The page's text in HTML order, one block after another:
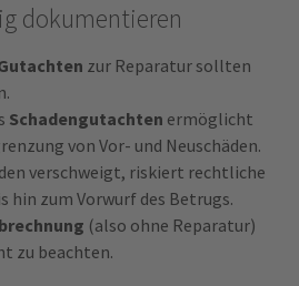
dokumentieren
zur Reparatur sollten
Schadengutachten ermöglicht
von Vor- und Neuschäden.
verschweigt, riskiert rechtliche
hin zum Vorwurf des Betrugs.
(also ohne Reparatur)
zu beachten.